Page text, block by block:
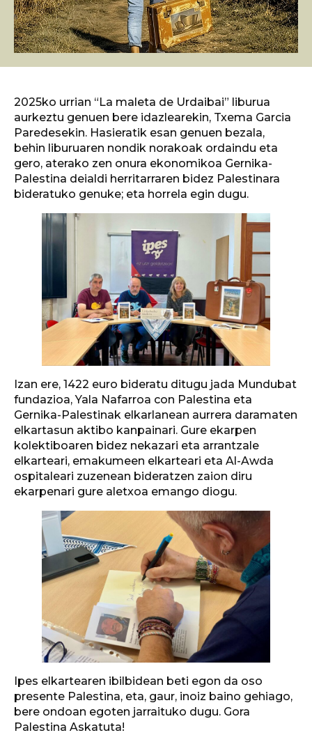
2025ko urrian “La maleta de Urdaibai” liburua
aurkeztu genuen bere idazlearekin, Txema Garcia
Paredesekin. Hasieratik esan genuen bezala,
behin liburuaren nondik norakoak ordaindu eta
gero, aterako zen onura ekonomikoa Gernika-
Palestina deialdi herritarraren bidez Palestinara
bideratuko genuke; eta horrela egin dugu.
Izan ere, 1422 euro bideratu ditugu jada Mundubat
fundazioa, Yala Nafarroa con Palestina eta
Gernika-Palestinak elkarlanean aurrera daramaten
elkartasun aktibo kanpainari. Gure ekarpen
kolektiboaren bidez nekazari eta arrantzale
elkarteari, emakumeen elkarteari eta Al-Awda
ospitaleari zuzenean bideratzen zaion diru
ekarpenari gure aletxoa emango diogu.
Ipes elkartearen ibilbidean beti egon da oso
presente Palestina, eta, gaur, inoiz baino gehiago,
bere ondoan egoten jarraituko dugu. Gora
Palestina Askatuta!